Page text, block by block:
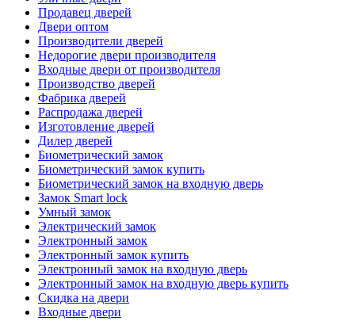
Продавец дверей
Двери оптом
Производители дверей
Недорогие двери производителя
Входные двери от производителя
Производство дверей
Фабрика дверей
Распродажа дверей
Изготовление дверей
Дилер дверей
Биометрический замок
Биометрический замок купить
Биометрический замок на входную дверь
Замок Smart lock
Умный замок
Электрический замок
Электронный замок
Электронный замок купить
Электронный замок на входную дверь
Электронный замок на входную дверь купить
Скидка на двери
Входные двери